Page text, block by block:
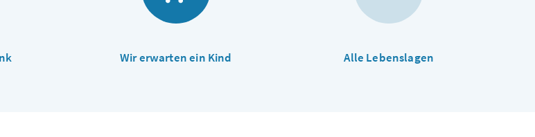
Wir erwarten ein Kind Alle Lebenslagen